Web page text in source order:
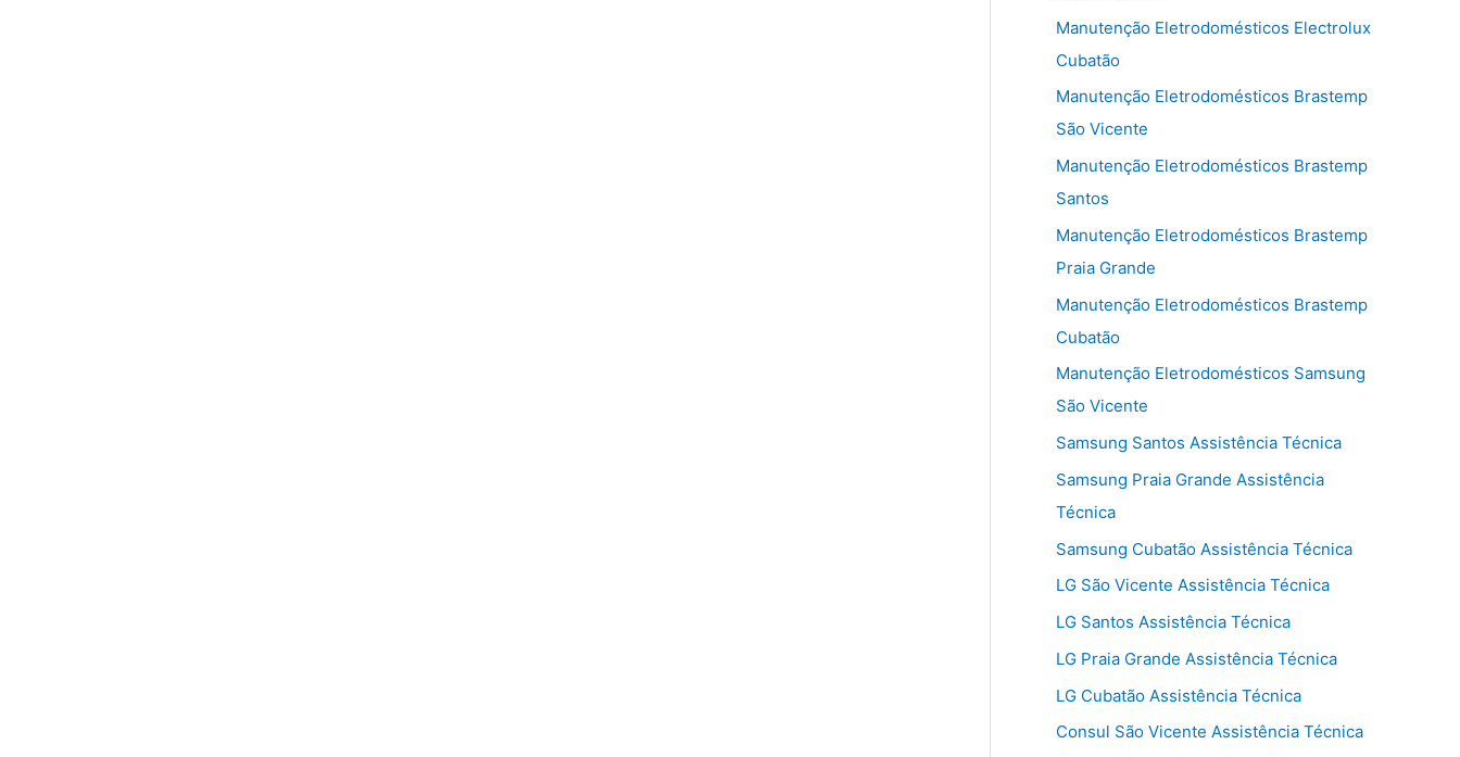
Manutenção Eletrodomésticos Electrolux
Cubatão
Manutenção Eletrodomésticos Brastemp
São Vicente
Manutenção Eletrodomésticos Brastemp
Santos
Manutenção Eletrodomésticos Brastemp
Praia Grande
Manutenção Eletrodomésticos Brastemp
Cubatão
Manutenção Eletrodomésticos Samsung
São Vicente
Samsung Santos Assistência Técnica
Samsung Praia Grande Assistência
Técnica
Samsung Cubatão Assistência Técnica
LG São Vicente Assistência Técnica
LG Santos Assistência Técnica
LG Praia Grande Assistência Técnica
LG Cubatão Assistência Técnica
Consul São Vicente Assistência Técnica